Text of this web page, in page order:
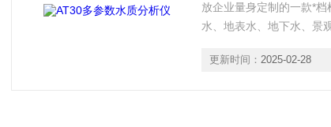
放企业量身定制的一款*
水、地表水、地下水、景
多功能软件，可替代分光
更新时间： 2025-02-28